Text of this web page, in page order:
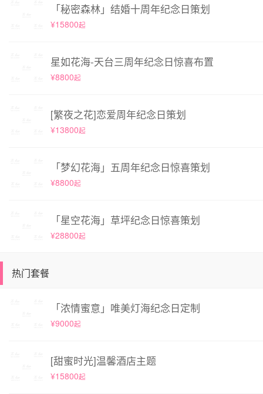
「秘密森林」结婚十周年纪念日策划
¥15800起
星如花海-天台三周年纪念日惊喜布置
¥8800起
[繁夜之花]恋爱周年纪念日策划
¥13800起
「梦幻花海」五周年纪念日惊喜策划
¥8800起
「星空花海」草坪纪念日惊喜策划
¥28800起
热门套餐
「浓情蜜意」唯美灯海纪念日定制
¥9000起
[甜蜜时光]温馨酒店主题
¥15800起